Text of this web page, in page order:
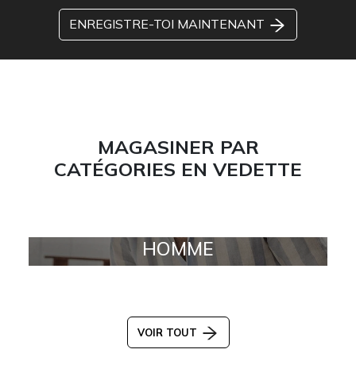
ENREGISTRE-TOI MAINTENANT
MAGASINER PAR
CATÉGORIES EN VEDETTE
HOMME
VOIR TOUT